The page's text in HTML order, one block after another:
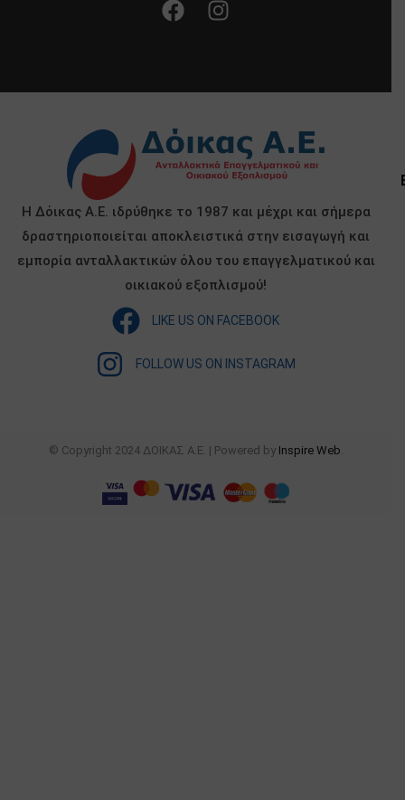
Η Δόικας Α.Ε. ιδρύθηκε το 1987 και μέχρι και σήμερα
δραστηριοποιείται αποκλειστικά στην εισαγωγή και
εμπορία ανταλλακτικών όλου του επαγγελματικού και
οικιακού εξοπλισμού!
LIKE US ON FACEBOOK
FOLLOW US ON INSTAGRAM
© Copyright 2024 ΔΟΙΚΑΣ Α.Ε. | Powered by Inspire Web.